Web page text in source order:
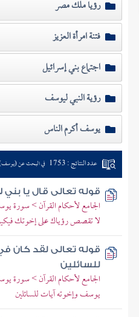
رؤيا ملك مصر
فتنة امرأة العزيز
اجتماع بني إسرائيل
رؤية النبي ليوسف
يوسف أكرم الناس
عدد النتائج : 1753 في البحث عن
قوله تعالى قال يا
الجامع لأحكام القرآن > سورة
لا تقصص رؤياك على إخوتك
قوله تعالى لقد كان
للسائلين
الجامع لأحكام القرآن > سورة
يوسف وإخوته آيات للسائلين